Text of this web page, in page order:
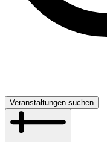
Veranstaltungen suchen